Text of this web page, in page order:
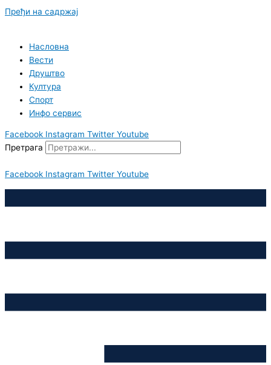
Пређи на садржај
Насловна
Вести
Друштво
Култура
Спорт
Инфо сервис
Facebook Instagram Twitter Youtube
Претрага
Facebook Instagram Twitter Youtube